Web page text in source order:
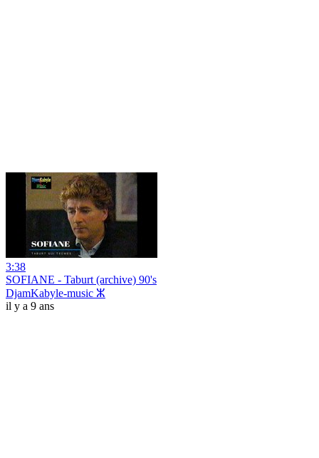
3:38
SOFIANE - Taburt (archive) 90's
DjamKabyle-music ⵣ
il y a 9 ans